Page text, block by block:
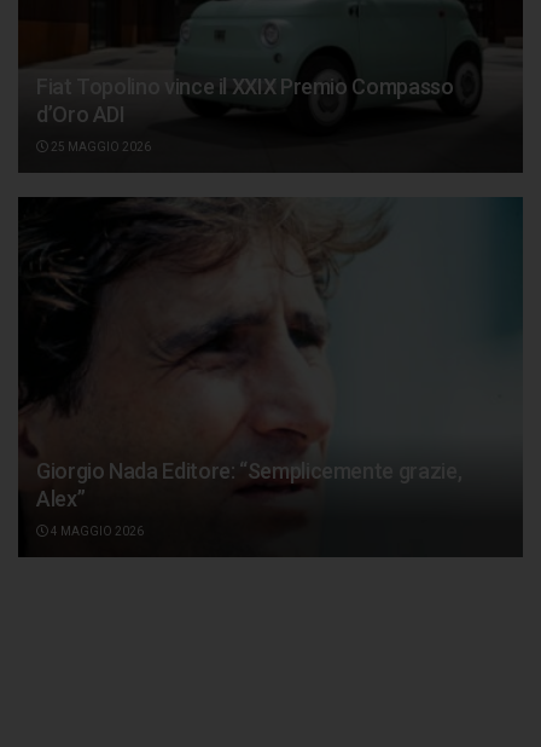
Fiat Topolino vince il XXIX Premio Compasso
d’Oro ADI
25 MAGGIO 2026
Giorgio Nada Editore: “Semplicemente grazie,
Alex”
4 MAGGIO 2026